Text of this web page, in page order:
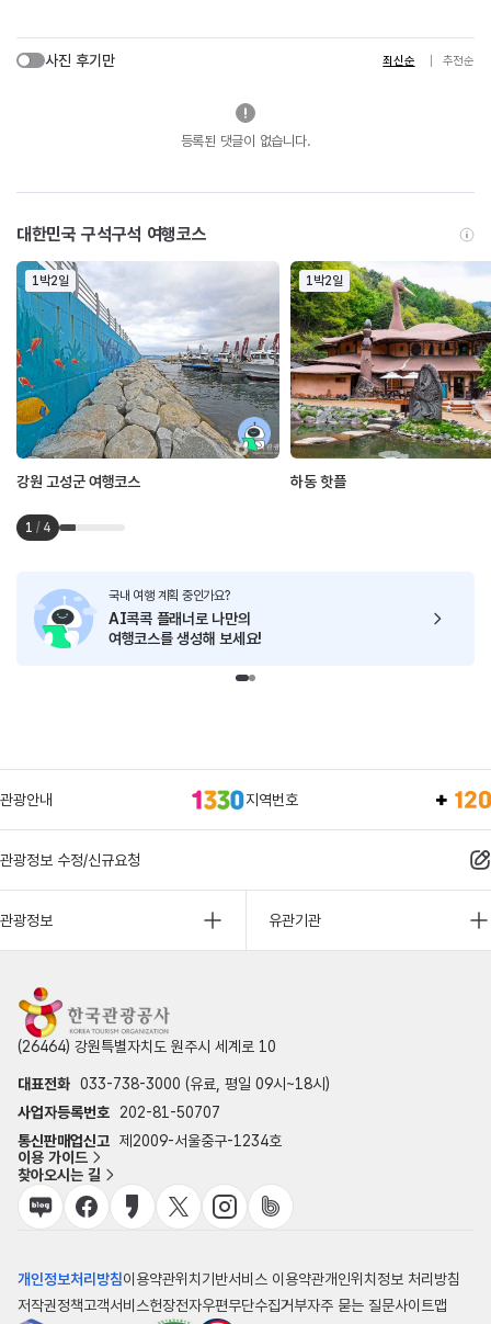
사진 후기만 최신순 추천순
등록된 댓글이 없습니다.
대한민국 구석구석 여행코스
1박2일
강원 고성군 여행코스
1박2일
하동 핫플
1 / 4
국내 여행 계획 중인가요?
AI콕콕 플래너로 나만의
여행코스를 생성해 보세요!
관광안내 지역번호
관광정보 수정/신규요청
관광정보 유관기관
(26464) 강원특별자치도 원주시 세계로 10
대표전화 033-738-3000 (유료, 평일 09시~18시)
사업자등록번호
202-81-50707
통신판매업신고 제2009-서울중구-1234호
이용 가이드
찾아오시는 길
개인정보처리방침이용약관위치기반서비스 이용약관개인위치정보 처리방침
저작권정책고객서비스헌장전자우편무단수집거부자주 묻는 질문사이트맵